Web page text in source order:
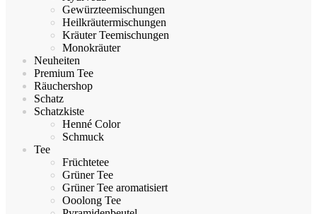
Gewürzteemischungen
Heilkräutermischungen
Kräuter Teemischungen
Monokräuter
Neuheiten
Premium Tee
Räuchershop
Schatz
Schatzkiste
Henné Color
Schmuck
Tee
Früchtetee
Grüner Tee
Grüner Tee aromatisiert
Ooolong Tee